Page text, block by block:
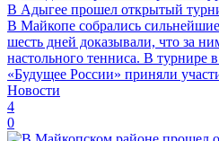
В Адыгее прошел открытый
В Майкопе собрались
шесть дней доказывали, что за
настольного тенниса. В турнире
«Будущее России» приняли
Новости
4
0